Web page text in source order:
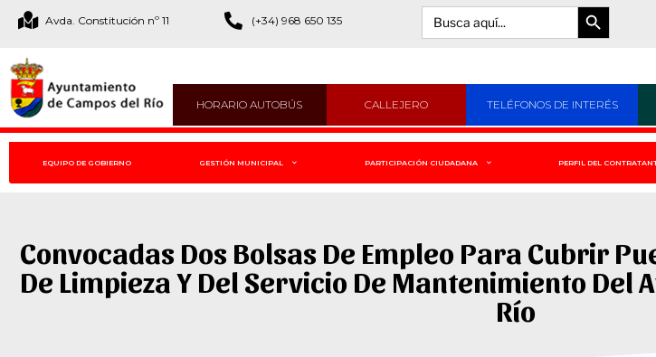
Avda. Constitución nº 11 (+34) 968 650 135 Buscar:
Botón de búsqueda
HORARIO AUTOBÚS CALLEJERO TELÉFONOS DE INTERÉS
EQUIPO DE GOBIERNO GESTIÓN MUNICIPAL PARTICIPACIÓN CIUDADANA PERFIL DEL
Convocadas Dos Bolsas De Empleo Para Cubrir
De Limpieza Y Del Servicio De Mantenimiento Del
Río